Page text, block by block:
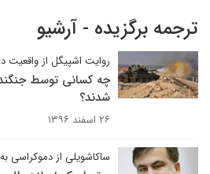
ترجمه برگزیده - آرشیو
روایت اشپیگل از واقعیت درگیری های
چه کسانی توسط
شدند؟
۲۶ اسفند ۱۳۹۶
ساکاشویلی از دموکراسی